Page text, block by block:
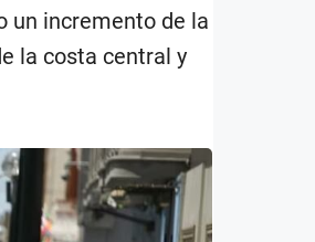
un incremento de la
la costa central y